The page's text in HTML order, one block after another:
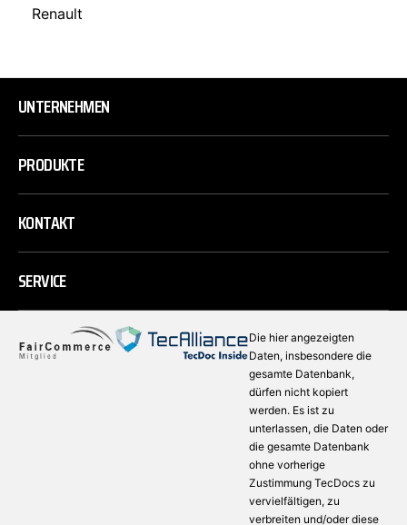
Renault
UNTERNEHMEN
PRODUKTE
KONTAKT
SERVICE
Die hier angezeigten
Daten, insbesondere die
gesamte Datenbank,
dürfen nicht kopiert
werden. Es ist zu
unterlassen, die Daten oder
die gesamte Datenbank
ohne vorherige
Zustimmung TecDocs zu
vervielfältigen, zu
verbreiten und/oder diese